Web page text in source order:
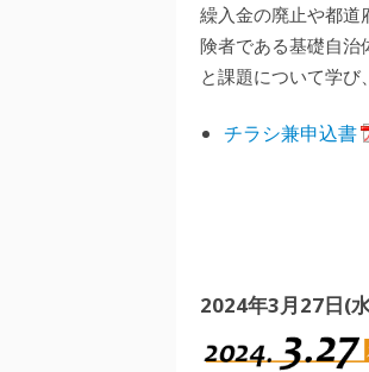
繰入金の廃止や都道
険者である基礎自治
と課題について学
チラシ兼申込書
2024年3月27日(